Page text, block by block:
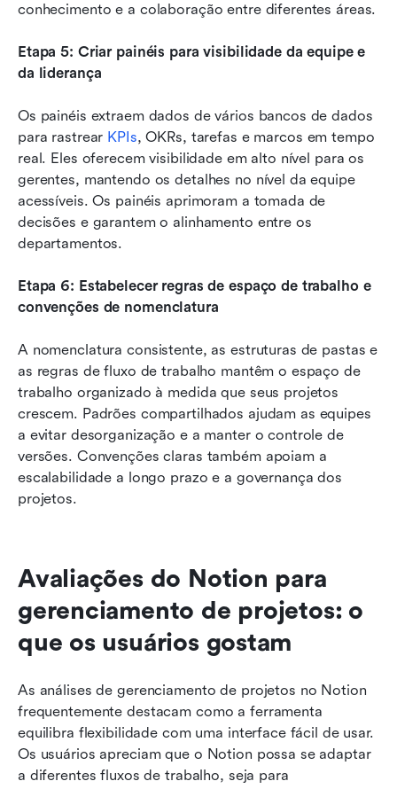
conhecimento e a colaboração entre diferentes áreas.
Etapa 5: Criar painéis para visibilidade da equipe e
da liderança
Os painéis extraem dados de vários bancos de dados
para rastrear KPIs, OKRs, tarefas e marcos em tempo
real. Eles oferecem visibilidade em alto nível para os
gerentes, mantendo os detalhes no nível da equipe
acessíveis. Os painéis aprimoram a tomada de
decisões e garantem o alinhamento entre os
departamentos.
Etapa 6: Estabelecer regras de espaço de trabalho e
convenções de nomenclatura
A nomenclatura consistente, as estruturas de pastas e
as regras de fluxo de trabalho mantêm o espaço de
trabalho organizado à medida que seus projetos
crescem. Padrões compartilhados ajudam as equipes
a evitar desorganização e a manter o controle de
versões. Convenções claras também apoiam a
escalabilidade a longo prazo e a governança dos
projetos.
Avaliações do Notion para
gerenciamento de projetos: o
que os usuários gostam
As análises de gerenciamento de projetos no Notion
frequentemente destacam como a ferramenta
equilibra flexibilidade com uma interface fácil de usar.
Os usuários apreciam que o Notion possa se adaptar
a diferentes fluxos de trabalho, seja para